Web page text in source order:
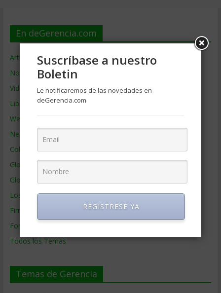
En deGerencia.com
Artículos de Gerencia
Noticias de Gerencia
Videos de Gerencia
Libros de Gerencia
Webs de Gerencia
Negocios por País
Colaboradores de Gerencia
Glosario
Glosario Inglés – Español
Los mejores MBA
Firmas de Gerencia
Formación de Gerencia
Todos los Temas
Temas de Gerencia
Suscríbase a nuestro
Boletin
Le notificaremos de las novedades en
deGerencia.com
REGISTRESE YA